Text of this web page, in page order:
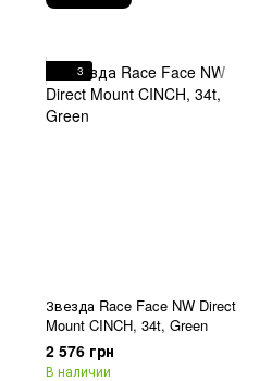
3
Звезда Race Face NW Direct
Mount CINCH, 34t, Green
2 576 грн
В наличии